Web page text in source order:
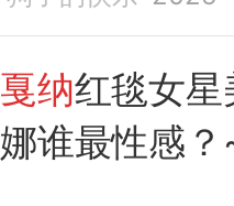
戛纳红毯女
娜谁最性感？